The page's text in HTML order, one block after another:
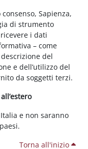
Sapienza,
di strumento
i dati
– come
del
e dell’utilizzo del
da soggetti terzi.
e non saranno
Torna all'inizio